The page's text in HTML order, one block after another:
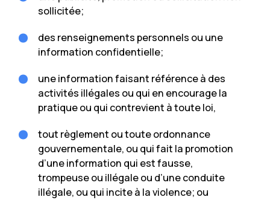
sollicitée;
des renseignements personnels ou une
information confidentielle;
une information faisant référence à des
activités illégales ou qui en encourage la
pratique ou qui contrevient à toute loi,
tout règlement ou toute ordonnance
gouvernementale, ou qui fait la promotion
d’une information qui est fausse,
trompeuse ou illégale ou d’une conduite
illégale, ou qui incite à la violence; ou